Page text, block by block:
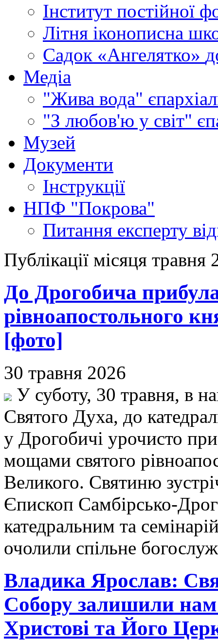
Інститут постійної
Літня іконописна
Садок «Ангелятко»
Медіа
"Жива вода"
"З любов'ю у світ"
Музей
Документи
Інструкції
НПФ "Покрова"
Питання експерту
Публікації місяця травня
До Дрогобича
рівноапостольного
[фото]
30 травня 2026
У суботу, 30 травня, в
Святого Духа, до
у Дрогобичі урочисто
мощами святого
Великого. Святиню
Єпископ Самбірсько-
катедральним та
очолили спільне
Владика Ярослав:
Собору залишили нам
Христові та Його